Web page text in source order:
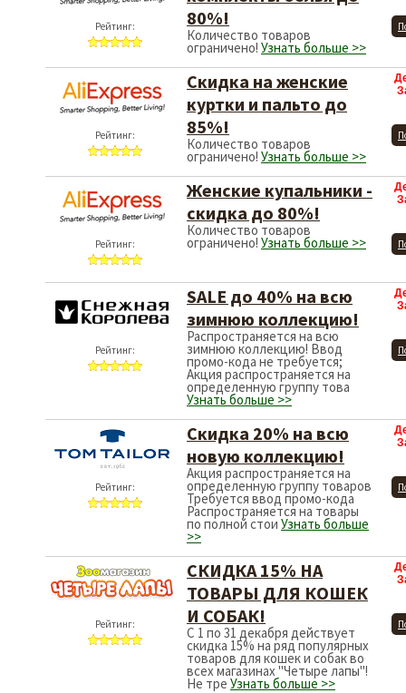
Рейтинг:
80%!
Количество товаров
ограничено! Узнать больше >>
Рейтинг:
Скидка на женские
куртки и пальто до
85%!
Количество товаров
ограничено! Узнать больше >>
Рейтинг:
Женские купальники -
скидка до 80%!
Количество товаров
ограничено! Узнать больше >>
Рейтинг:
SALE до 40% на всю
зимнюю коллекцию!
Распространяется на всю
зимнюю коллекцию! Ввод
промо-кода не требуется;
Акция распространяется на
определенную группу това
Узнать больше >>
Рейтинг:
Скидка 20% на всю
новую коллекцию!
Акция распространяется на
определенную группу товаров
Требуется ввод промо-кода
Распространяется на товары
по полной стои Узнать больше
>>
Рейтинг:
СКИДКА 15% НА
ТОВАРЫ ДЛЯ КОШЕК
И СОБАК!
С 1 по 31 декабря действует
скидка 15% на ряд популярных
товаров для кошек и собак во
всех магазинах "Четыре лапы"!
Не тре Узнать больше >>